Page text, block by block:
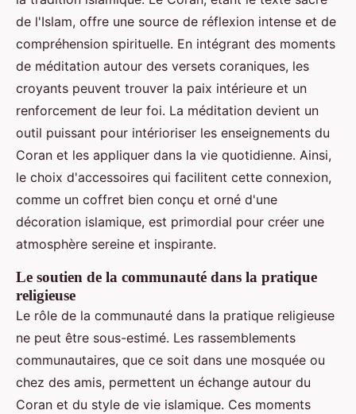
de l'Islam, offre une source de réflexion intense et de
compréhension spirituelle. En intégrant des moments
de méditation autour des versets coraniques, les
croyants peuvent trouver la paix intérieure et un
renforcement de leur foi. La méditation devient un
outil puissant pour intérioriser les enseignements du
Coran et les appliquer dans la vie quotidienne. Ainsi,
le choix d'accessoires qui facilitent cette connexion,
comme un coffret bien conçu et orné d'une
décoration islamique, est primordial pour créer une
atmosphère sereine et inspirante.
Le soutien de la communauté dans la pratique
religieuse
Le rôle de la communauté dans la pratique religieuse
ne peut être sous-estimé. Les rassemblements
communautaires, que ce soit dans une mosquée ou
chez des amis, permettent un échange autour du
Coran et du style de vie islamique. Ces moments